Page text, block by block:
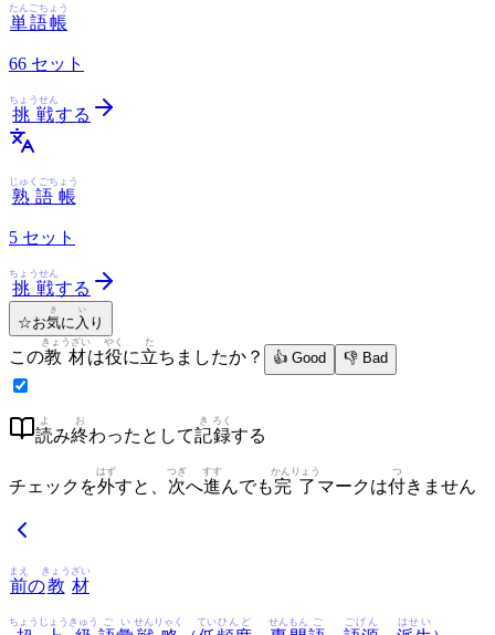
単語帳
たんごちょう
66 セット
挑戦
ちょうせん
する
熟語帳
じゅくごちょう
5 セット
挑戦
ちょうせん
する
☆お気
き
に 入
い
り
この教材
きょうざい
は役
やく
に立
た
ちましたか？ 👍 Good 👎 Bad
読
よ
み終
お
わったとして記
き
録
ろく
する
チェックを外
はず
すと、 次
つぎ
へ進
すす
んでも完了
かんりょう
マークは付
つ
きません
前
まえ
の教
きょう
材
ざい
ちょう じょうきゅう ごい せんりゃく ていひんど せんもん ご ごげん はせい